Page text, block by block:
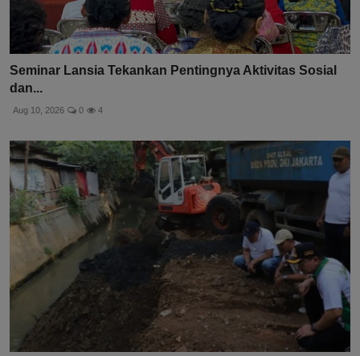
Seminar Lansia Tekankan Pentingnya Aktivitas Sosial
dan...
Aug 10, 2026 0 4